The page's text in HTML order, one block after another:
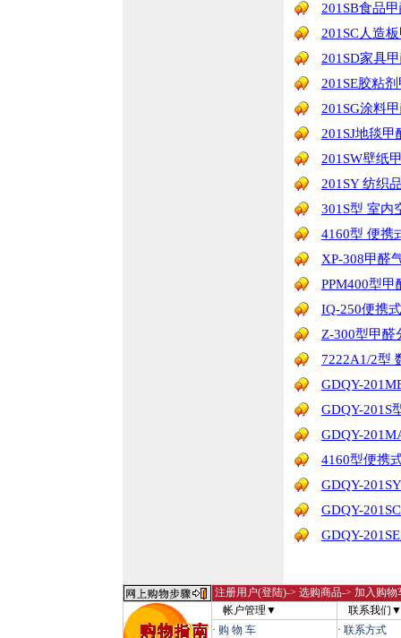
201SB食品
201SC人造
201SD家具
201SE胶粘
201SG涂料
201SJ地毯甲
201SW壁纸
201SY 纺织
301S型 室内
4160型 便携
XP-308甲醛
PPM400型甲
IQ-250便携
Z-300型甲醛
7222A1/2型
GDQY-
GDQY-201S
GDQY-
4160型便携
GDQY-
GDQY-
GDQY-
注册用户(登陆)-> 选购商品-> 加入购
帐户管理▼
联系我们▼
· 购 物 车
· 联系方式